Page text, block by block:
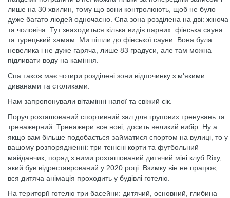
лише на 30 хвилин, тому що вони контролюють, щоб не було
дуже багато людей одночасно. Спа зона розділена на дві: жіноча
та чоловіча. Тут знаходиться кілька видів парних: фінська сауна
та турецький хамам. Ми пішли до фінської сауни. Вона була
невелика і не дуже гаряча, лише 83 градуси, але там можна
підливати воду на каміння.
Спа також має чотири розділені зони відпочинку з м'якими
диванами та столиками.
Нам запропонували вітамінні напої та свіжий сік.
Поруч розташований спортивний зал для групових тренувань та
тренажерний. Тренажери все нові, досить великий вибір. Ну а
якщо вам більше подобається займатися спортом на вулиці, то у
вашому розпорядженні: три тенісні корти та футбольний
майданчик, поряд з ними розташований дитячий міні клуб Rixy,
який був відреставрований у 2020 році. Взимку він не працює,
вся дитяча анімація проходить у будівлі готелю.
На території готелю три басейни: дитячий, основний, глибина